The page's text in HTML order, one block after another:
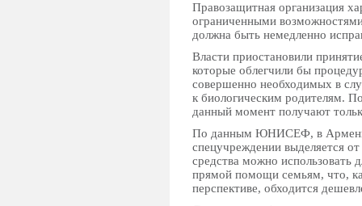
Правозащитная организация
ограниченными
должна быть немедленно
Власти приостановили
которые облегчили бы
совершенно необходимых в
к биологическим родителям.
данный момент получают
По данным ЮНИСЕФ, в
спецучреждении выделяется
средства можно использовать
прямой помощи семьям, что,
перспективе, обходится